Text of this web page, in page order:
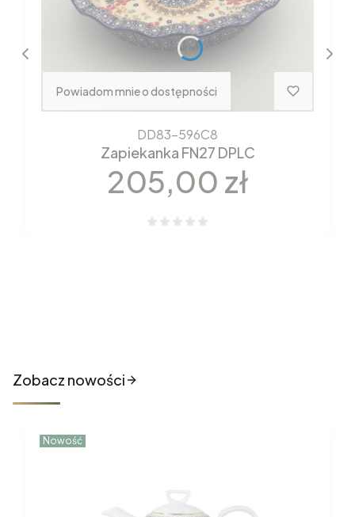
Powiadom mnie o dostępności
DD83-596C8
Zapiekanka FN27 DPLC
Cena
205,00 zł
Zobacz nowości
Nowość